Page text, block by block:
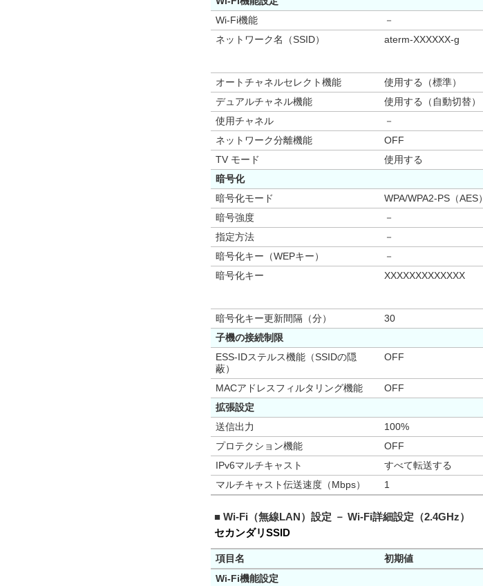
Wi-Fi機能
－
ネットワーク名（SSID）
aterm-XXXXXX-g
オートチャネルセレクト機能
使用する（標準）
デュアルチャネル機能
使用する（自動切替）
使用チャネル
－
ネットワーク分離機能
OFF
TV モード
使用する
暗号化
暗号化モード
WPA/WPA2-PS（AES）
暗号強度
－
指定方法
－
暗号化キー（WEPキー）
－
暗号化キー
XXXXXXXXXXXXX
暗号化キー更新間隔（分）
30
子機の接続制限
ESS-IDステルス機能（SSIDの隠
蔽）
OFF
MACアドレスフィルタリング機能
OFF
拡張設定
送信出力
100%
プロテクション機能
OFF
IPv6マルチキャスト
すべて転送する
マルチキャスト伝送速度（Mbps）
1
■ Wi-Fi（無線LAN）設定 － Wi-Fi詳細設定（2.4GHz）
セカンダリSSID
項目名 初期値
Wi-Fi機能設定